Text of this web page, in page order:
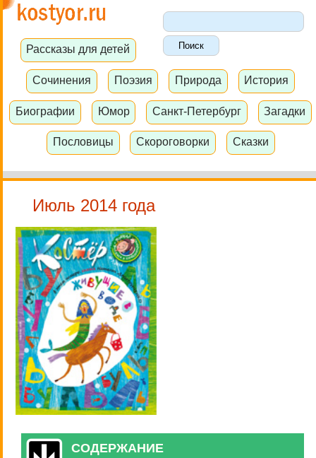
Рассказы для детей
Сочинения Поэзия Природа История
Биографии Юмор Санкт-Петербург Загадки
Пословицы Скороговорки Сказки
Июль 2014 года
СОДЕРЖАНИЕ